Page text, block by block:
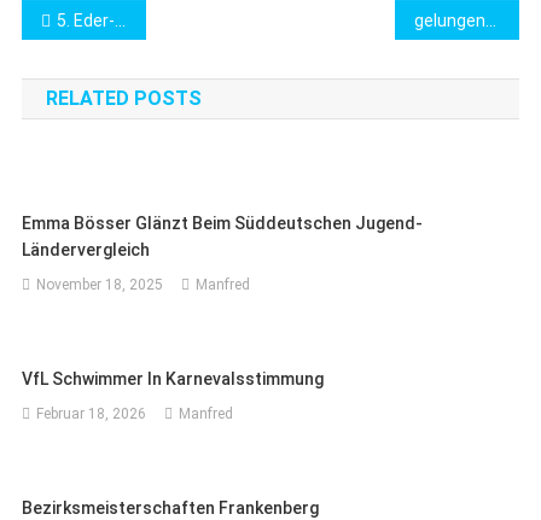
Beitragsnavigation
5. Eder-Cup in Frankenberg
RELATED POSTS
Emma Bösser Glänzt Beim Süddeutschen Jugend-
Ländervergleich
November 18, 2025 Manfred
VfL Schwimmer In Karnevalsstimmung
Februar 18, 2026 Manfred
Bezirksmeisterschaften Frankenberg